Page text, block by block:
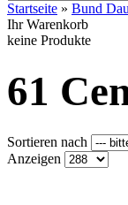
Startseite » Bund
Ihr Warenkorb
keine Produkte
61
Sortieren nach
Anzeigen